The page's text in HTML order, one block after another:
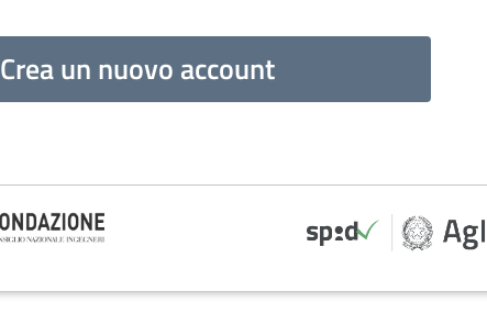
Crea un nuovo account